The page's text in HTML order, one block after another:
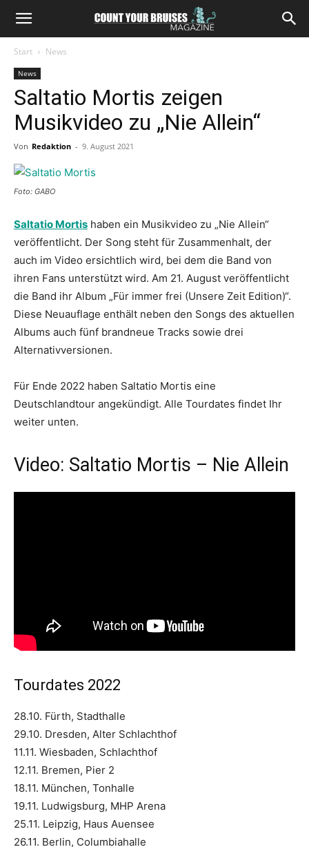
Start News
News
Saltatio Mortis zeigen
Musikvideo zu „Nie Allein“
Von Redaktion - 9. August 2021
Foto: GABO
Saltatio Mortis haben ein Musikvideo zu „Nie Allein“
veröffentlicht. Der Song steht für Zusammenhalt, der
auch im Video ersichtlich wird, bei dem die Band von
ihren Fans unterstützt wird. Am 21. August veröffentlicht
die Band ihr Album „Für immer frei (Unsere Zeit Edition)“.
Diese Neuauflage enthält neben den Songs des aktuellen
Albums auch fünf brandneue Tracks sowie drei
Alternativversionen.
Für Ende 2022 haben Saltatio Mortis eine
Deutschlandtour angekündigt. Alle Tourdates findet Ihr
weiter unten.
Video: Saltatio Mortis – Nie Allein
Tourdates 2022
28.10. Fürth, Stadthalle
29.10. Dresden, Alter Schlachthof
11.11. Wiesbaden, Schlachthof
12.11. Bremen, Pier 2
18.11. München, Tonhalle
19.11. Ludwigsburg, MHP Arena
25.11. Leipzig, Haus Auensee
26.11. Berlin, Columbiahalle